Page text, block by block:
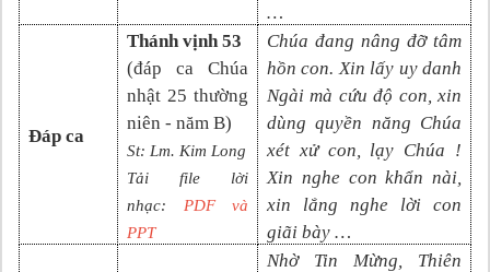
…
Đáp ca
Thánh vịnh 53
(đáp ca Chúa
nhật 25 thường
niên - năm B)
St: Lm. Kim Long
Tải file lời
nhạc: PDF và
PPT
Chúa đang nâng đỡ tâm
hồn con. Xin lấy uy danh
Ngài mà cứu độ con, xin
dùng quyền năng Chúa
xét xử con, lạy Chúa !
Xin nghe con khẩn nài,
xin lắng nghe lời con
giãi bày …
Nhờ Tin Mừng, Thiên